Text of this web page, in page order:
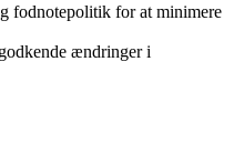
fodnotepolitik for at minimere
ændringer i